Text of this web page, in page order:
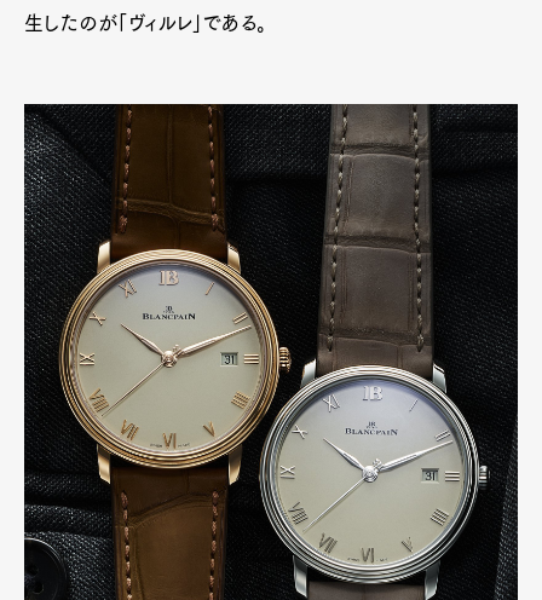
Art&Design WatchFashion
Gourmet
Cars
ProductCultureLifestyle
Pen Membership
Magazine
Official Columnist
About
Contact
生したのが「ヴィルレ」である。